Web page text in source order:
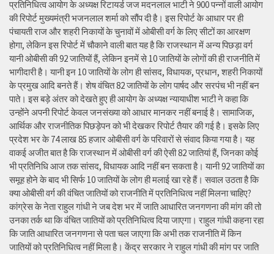
प्रतिनिधित्व आयोग के अध्यक्ष रिटायर्ड जज मदनलाल भाटी ने 900 पन्नों वाली आयोग
की रिपोर्ट मुख्यमंत्री भजनलाल शर्मा को सौंप दी है। इस रिपोर्ट के आधार पर ही
पंचायती राज और शहरी निकायों के चुनावों में ओबीसी वर्ग के लिए सीटों का आरक्षण
होगा, लेकिन इस रिपोर्ट में चौकाने वाली बात यह है कि राजस्थान में अन्य पिछड़ा वर्ग
यानी ओबीसी की 92 जातियों हैं, लेकिन इनमें से 10 जातियों के लोगों की ही राजनीति में
भागीदारी है। यानी इन 10 जातियों के लोग ही सांसद, विधायक, प्रधान, शहरी निकायों
के प्रमुख आदि बनते हैं। शेष वंचित 82 जातियों के लोग पार्षद और सरपंच भी नहीं बन
पाते। इस बड़े अंतर को देखते हुए ही आयोग के अध्यक्ष न्यायाधीश भाटी ने कहा कि
उन्होंने अपनी रिपोर्ट केवल जनसंख्या को आधार मानकर नहीं बनाई है। सामाजिक,
आर्थिक और राजनीतिक पिछड़ेपन को भी देखकर रिपोर्ट तैयार की गई है। इसके लिए
प्रदेश भर के 74 लाख 85 हजार ओबीसी वर्ग के परिवारों से संवाद किया गया है। यह
वाकई अजीत बात है कि राजस्थान में ओबीसी वर्ग की ऐसी 82 जातियां हैं, जिनका कोई
भी प्रतिनिधि आज तक सांसद, विधायक आदि नहीं बन सकता है। यानी 92 जातियों का
समूह होने के बाद भी सिर्फ 10 जातियों के लोग ही मलाई खा रहे हैं। सवाल उठता है कि
क्या ओबीसी वर्ग की वंचित जातियों को राजनीति में प्रतिनिधित्व नहीं मिलना चाहिए?
कांग्रेस के नेता राहुल गांधी ने जब देश भर में जाति आधारित जनगणना की मांग की तो
उनका तर्क था कि वंचित जातियों को प्रतिनिधित्व दिया जाएगा। राहुल गांधी कहना रहा
कि जाति आधारित जनगणना से पता चल जाएगा कि अभी तक राजनीति में किन
जातियों को प्रतिनिधित्व नहीं मिला है। केंद्र सरकार ने राहुल गांधी की मांग पर जाति